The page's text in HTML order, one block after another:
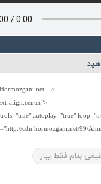
بنام فقط یبار